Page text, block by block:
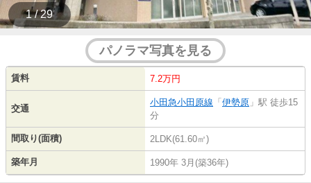
1 / 29
パノラマ写真を見る
賃料 7.2万円
交通
小田急小田原線 「 伊勢原 」駅 徒歩15
分
間取り(面積) 2LDK(61.60㎡)
築年月 1990年 3月(築36年)